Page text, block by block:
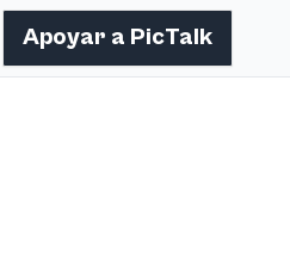
Apoyar a PicTalk